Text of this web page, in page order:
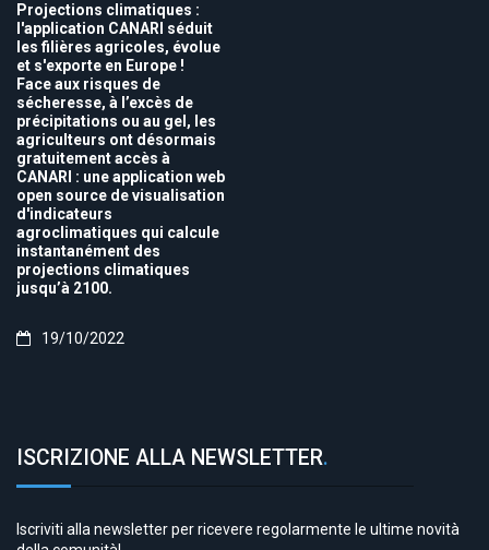
Projections climatiques :
l'application CANARI séduit
les filières agricoles, évolue
et s'exporte en Europe !
Face aux risques de
sécheresse, à l’excès de
précipitations ou au gel, les
agriculteurs ont désormais
gratuitement accès à
CANARI : une application web
open source de visualisation
d'indicateurs
agroclimatiques qui calcule
instantanément des
projections climatiques
jusqu’à 2100.
19/10/2022
ISCRIZIONE ALLA NEWSLETTER.
Iscriviti alla newsletter per ricevere regolarmente le ultime novità